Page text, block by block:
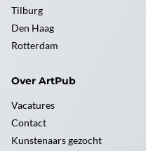
Tilburg
Den Haag
Rotterdam
Over ArtPub
Vacatures
Contact
Kunstenaars gezocht